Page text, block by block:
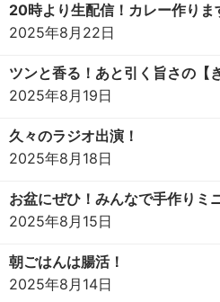
20時より生配信！カレー作りま
2025年8月22日
ツンと香る！あと引く旨さの【
2025年8月19日
久々のラジオ出演！
2025年8月18日
お盆にぜひ！みんなで手作りミ
2025年8月15日
朝ごはんは腸活！
2025年8月14日